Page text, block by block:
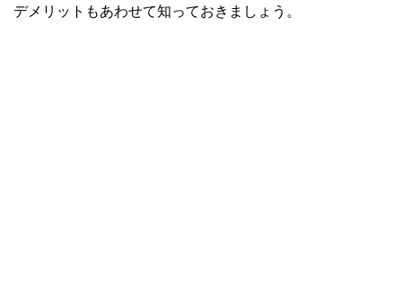
デメリットもあわせて知っておきましょう。